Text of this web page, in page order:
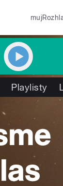
Playlisty